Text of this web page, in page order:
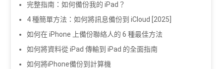
完整指南：如何備份我的 iPad？
4 種簡單方法：如何將訊息備份到 iCloud [2025]
如何在 iPhone 上備份聯絡人的 6 種最佳方法
如何將資料從 iPad 傳輸到 iPad 的全面指南
如何將iPhone備份到計算機